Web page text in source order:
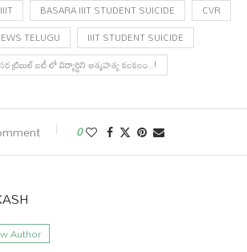
BASARA IIIT STUDENT SUICIDE
CVR
TELUGU
IIIT STUDENT SUICIDE
ట్రిబుల్ ఐటీ లో విద్యార్థిని ఆత్మహత్య కలకలం..!
0
Author